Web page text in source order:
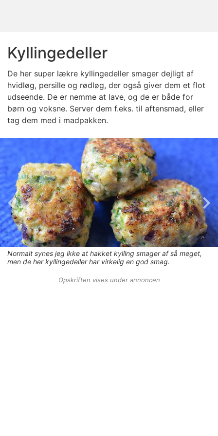
Kyllingedeller
De her super lækre kyllingedeller smager dejligt af
hvidløg, persille og rødløg, der også giver dem et flot
udseende. De er nemme at lave, og de er både for
børn og voksne. Server dem f.eks. til aftensmad, eller
tag dem med i madpakken.
Normalt synes jeg ikke at hakket kylling smager af så meget,
men de her kyllingedeller har virkelig en god smag.
Opskriften vises under annoncen